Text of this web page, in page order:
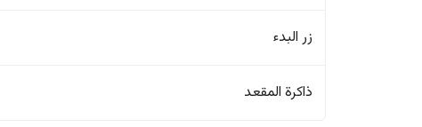
زر البدء
ذاكرة المقعد